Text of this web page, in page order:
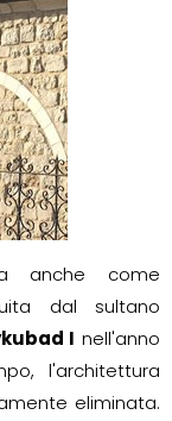
anche come
dal sultano
I nell'anno
l'architettura
eliminata.